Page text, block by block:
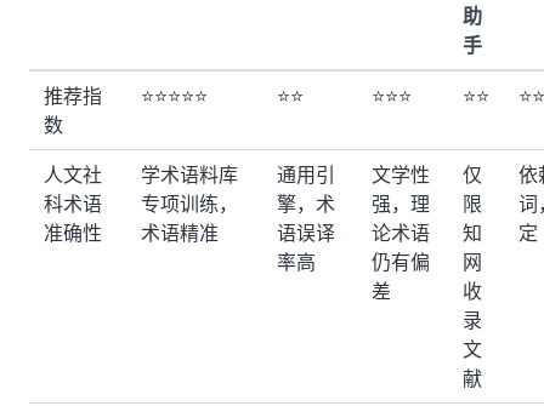
助
手
推荐指
数
⭐⭐⭐⭐⭐ ⭐⭐ ⭐⭐⭐ ⭐⭐
人文社
科术语
准确性
学术语料库
专项训练，
术语精准
通用引
擎，术
语误译
率高
文学性
强，理
论术语
仍有偏
差
仅
限
知
网
收
录
文
献
依
词
定